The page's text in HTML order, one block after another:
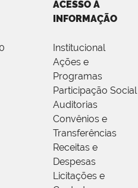
ACESSO À
INFORMAÇÃO
Institucional
Ações e
Programas
Participação Social
Auditorias
Convênios e
Transferências
Receitas e
Despesas
Licitações e